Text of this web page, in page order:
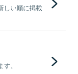
しい順に掲載
。